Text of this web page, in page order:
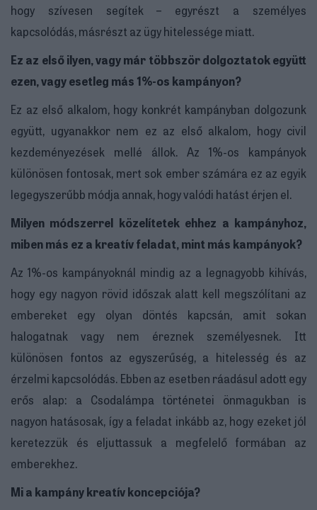
hogy szívesen segítek – egyrészt a személyes
kapcsolódás, másrészt az ügy hitelessége miatt.
Ez az első ilyen, vagy már többször dolgoztatok együtt
ezen, vagy esetleg más 1%-os kampányon?
Ez az első alkalom, hogy konkrét kampányban dolgozunk
együtt, ugyanakkor nem ez az első alkalom, hogy civil
kezdeményezések mellé állok. Az 1%-os kampányok
különösen fontosak, mert sok ember számára ez az egyik
legegyszerűbb módja annak, hogy valódi hatást érjen el.
Milyen módszerrel közelítetek ehhez a kampányhoz,
miben más ez a kreatív feladat, mint más kampányok?
Az 1%-os kampányoknál mindig az a legnagyobb kihívás,
hogy egy nagyon rövid időszak alatt kell megszólítani az
embereket egy olyan döntés kapcsán, amit sokan
halogatnak vagy nem éreznek személyesnek. Itt
különösen fontos az egyszerűség, a hitelesség és az
érzelmi kapcsolódás. Ebben az esetben ráadásul adott egy
erős alap: a Csodalámpa történetei önmagukban is
nagyon hatásosak, így a feladat inkább az, hogy ezeket jól
keretezzük és eljuttassuk a megfelelő formában az
emberekhez.
Mi a kampány kreatív koncepciója?